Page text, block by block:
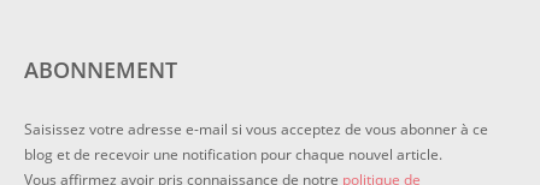
ABONNEMENT
Saisissez votre adresse e-mail si vous acceptez de vous abonner à ce
blog et de recevoir une notification pour chaque nouvel article.
Vous affirmez avoir pris connaissance de notre politique de